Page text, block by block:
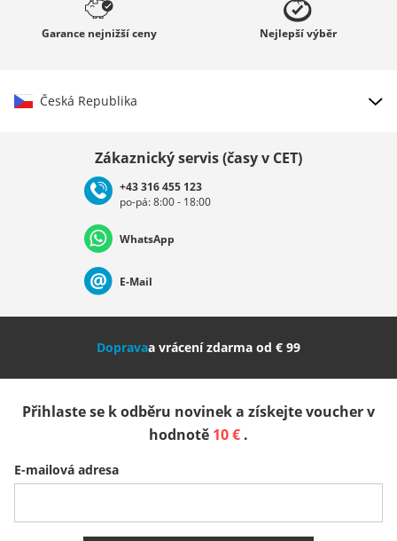
Garance nejnižší ceny Nejlepšívýběr
Česká Republika
Deutschland Österreich
Nederland Italia (Italiano) Italien (Deutsch)
Slovenija
Belgique (Français) Danmark Norge
Všechny země
Zákaznický servis (časy v CET)
+43 316 455 123
po-pá: 8:00 - 18:00
WhatsApp
E-Mail
Dopravaa vrácení zdarma od € 99
Přihlaste se k odběru novinek a získejte voucher v
hodnotě 10 € .
E-mailová adresa